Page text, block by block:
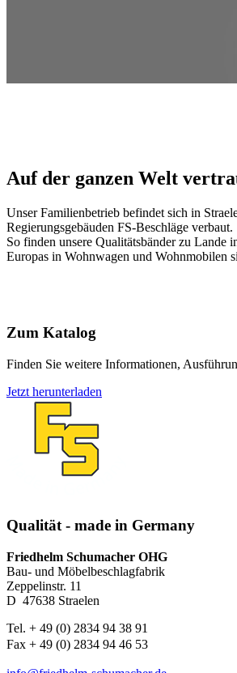
Auf der ganzen Welt
Unser Familienbetrieb befindet sich in
Regierungsgebäuden FS-Beschläge verbaut.
So finden unsere Qualitätsbänder zu Lande
Europas in Wohnwagen und Wohnmobilen
Zum Katalog
Finden Sie weitere Informationen,
Jetzt herunterladen
Qualität - made in Germany
Friedhelm Schumacher OHG
Bau- und Möbelbeschlagfabrik
Zeppelinstr. 11
D ­ 47638 Straelen
Tel. + 49 (0) 2834 94 38 91
Fax + 49 (0) 2834 94 46 53